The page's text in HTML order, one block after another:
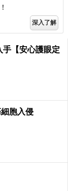
深入了解
手【安心護眼定
胞入侵